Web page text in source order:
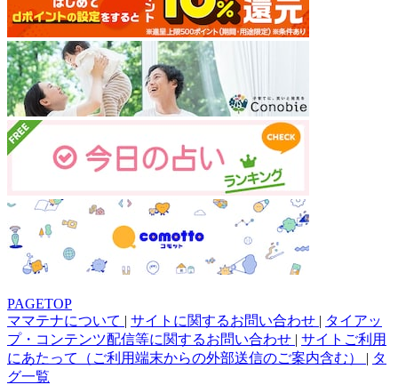
PAGETOP
ママテナについて | サイトに関するお問い合わせ | タイアッ
プ・コンテンツ配信等に関するお問い合わせ | サイトご利用
にあたって（ご利用端末からの外部送信のご案内含む） | タ
グ一覧